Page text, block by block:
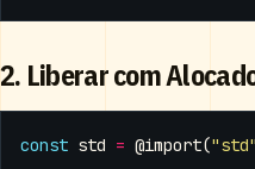
2. Liberar com
const std = @import("std"